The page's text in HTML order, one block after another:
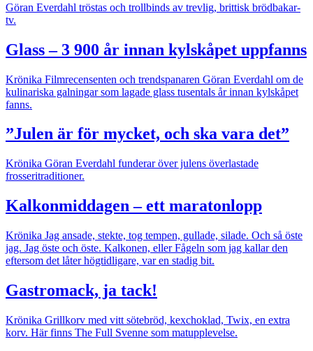
Göran Everdahl tröstas och trollbinds av trevlig, brittisk brödbakar-
tv.
Glass – 3 900 år innan kylskåpet uppfanns
Krönika Filmrecensenten och trendspanaren Göran Everdahl om de
kulinariska galningar som lagade glass tusentals år innan kylskåpet
fanns.
”Julen är för mycket, och ska vara det”
Krönika Göran Everdahl funderar över julens överlastade
frosseritraditioner.
Kalkonmiddagen – ett maratonlopp
Krönika Jag ansade, stekte, tog tempen, gullade, silade. Och så öste
jag. Jag öste och öste. Kalkonen, eller Fågeln som jag kallar den
eftersom det låter högtidligare, var en stadig bit.
Gastromack, ja tack!
Krönika Grillkorv med vitt sötebröd, kexchoklad, Twix, en extra
korv. Här finns The Full Svenne som matupplevelse.